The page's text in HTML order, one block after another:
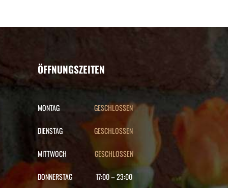
ÖFFNUNGSZEITEN
MONTAG GESCHLOSSEN
DIENSTAG GESCHLOSSEN
MITTWOCH GESCHLOSSEN
DONNERSTAG 17:00–23:00